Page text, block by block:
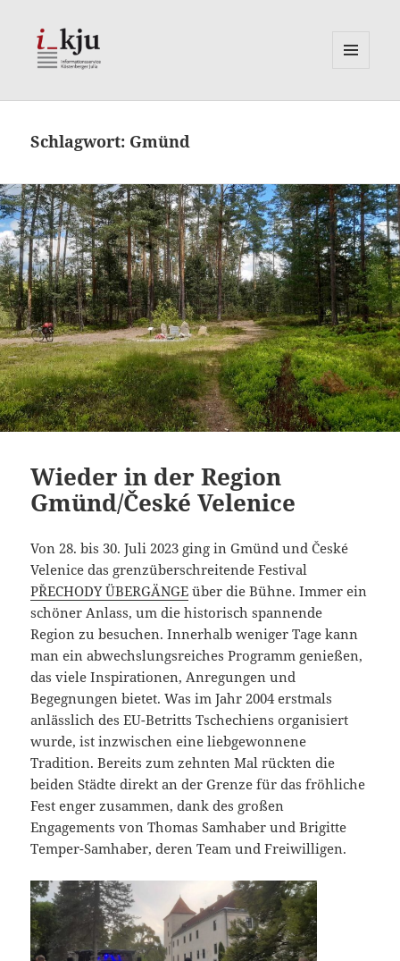
WIDGETS
Schlagwort: Gmünd
Wieder in der Region
Gmünd/České Velenice
Von 28. bis 30. Juli 2023 ging in Gmünd und České
Velenice das grenzüberschreitende Festival
PŘECHODY ÜBERGÄNGE über die Bühne. Immer ein
schöner Anlass, um die historisch spannende
Region zu besuchen. Innerhalb weniger Tage kann
man ein abwechslungsreiches Programm genießen,
das viele Inspirationen, Anregungen und
Begegnungen bietet. Was im Jahr 2004 erstmals
anlässlich des EU-Betritts Tschechiens organisiert
wurde, ist inzwischen eine liebgewonnene
Tradition. Bereits zum zehnten Mal rückten die
beiden Städte direkt an der Grenze für das fröhliche
Fest enger zusammen, dank des großen
Engagements von Thomas Samhaber und Brigitte
Temper-Samhaber, deren Team und Freiwilligen.